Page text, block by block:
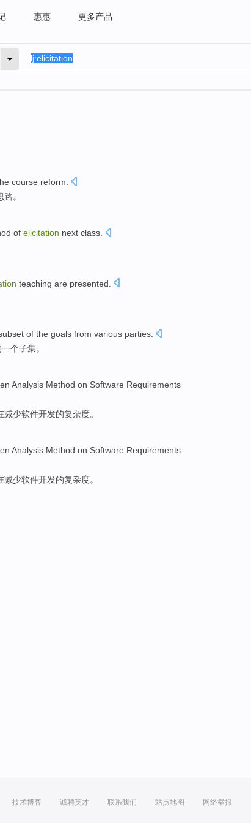
惠惠 更多产品
course reform
路。
of elicitation next class
teaching are presented.
of the goals from various parties.
一个子集。
Analysis Method on Software Requirements
减少软件开发的复杂度。
Analysis Method on Software Requirements
减少软件开发的复杂度。
技术博客 诚聘英才 联系我们 站点地图 网络举报